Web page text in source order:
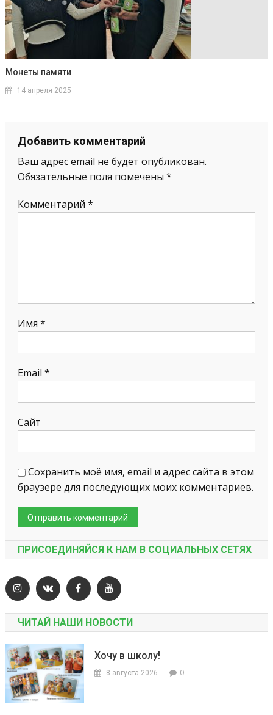
Монеты памяти
14 апреля 2025
Добавить комментарий
Ваш адрес email не будет опубликован.
Обязательные поля помечены *
Комментарий *
Имя *
Email *
Сайт
Сохранить моё имя, email и адрес сайта в этом
браузере для последующих моих комментариев.
ПРИСОЕДИНЯЙСЯ К НАМ В СОЦИАЛЬНЫХ СЕТЯХ
ЧИТАЙ НАШИ НОВОСТИ
Хочу в школу!
8 августа 2026 0